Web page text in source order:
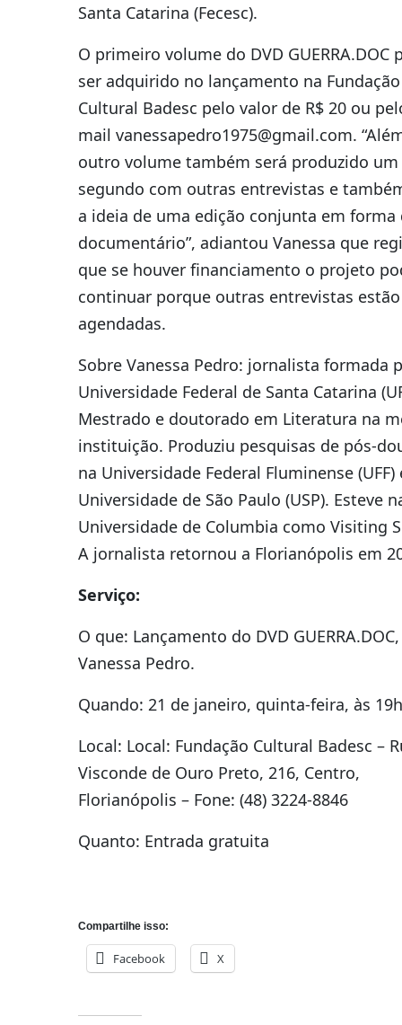
Santa Catarina (Fecesc).
O primeiro volume do DVD GUERRA.DOC
ser adquirido no lançamento na Fundação
Cultural Badesc pelo valor de R$ 20 ou
mail vanessapedro1975@gmail.com.
outro volume também será produzido um
segundo com outras entrevistas e
a ideia de uma edição conjunta em forma
documentário”, adiantou Vanessa que
que se houver financiamento o projeto
continuar porque outras entrevistas estão
agendadas.
Sobre Vanessa Pedro: jornalista formada
Universidade Federal de Santa Catarina
Mestrado e doutorado em Literatura na
instituição. Produziu pesquisas de pós-
na Universidade Federal Fluminense (UFF)
Universidade de São Paulo (USP). Esteve
Universidade de Columbia como Visiting
A jornalista retornou a Florianópolis em
Serviço:
O que: Lançamento do DVD
Vanessa Pedro.
Quando: 21 de janeiro, quinta-feira, às 19h
Local: Local: Fundação Cultural Badesc –
Visconde de Ouro Preto, 216, Centro,
Florianópolis – Fone: (48) 3224-8846
Quanto: Entrada gratuita
Compartilhe isso:
Facebook X